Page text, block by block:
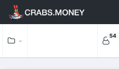
54